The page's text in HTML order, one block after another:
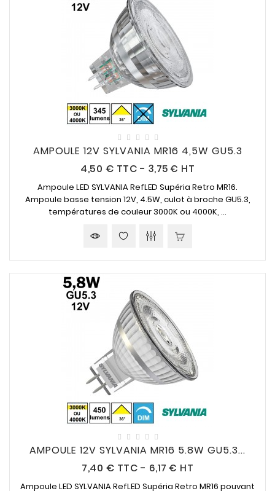
AMPOULE 12V SYLVANIA MR16 4,5W GU5.3
4,50 € Prix
TTC - 3,75 € HT
Ampoule LED SYLVANIA RefLED Supéria Retro MR16.
Ampoule basse tension 12V, 4.5W, culot à broche GU5.3,
températures de couleur 3000K ou 4000K, ...
AMPOULE 12V SYLVANIA MR16 5.8W GU5.3...
7,40 € Prix
TTC - 6,17 € HT
Ampoule LED SYLVANIA RefLED Supéria Retro MR16 pouvant